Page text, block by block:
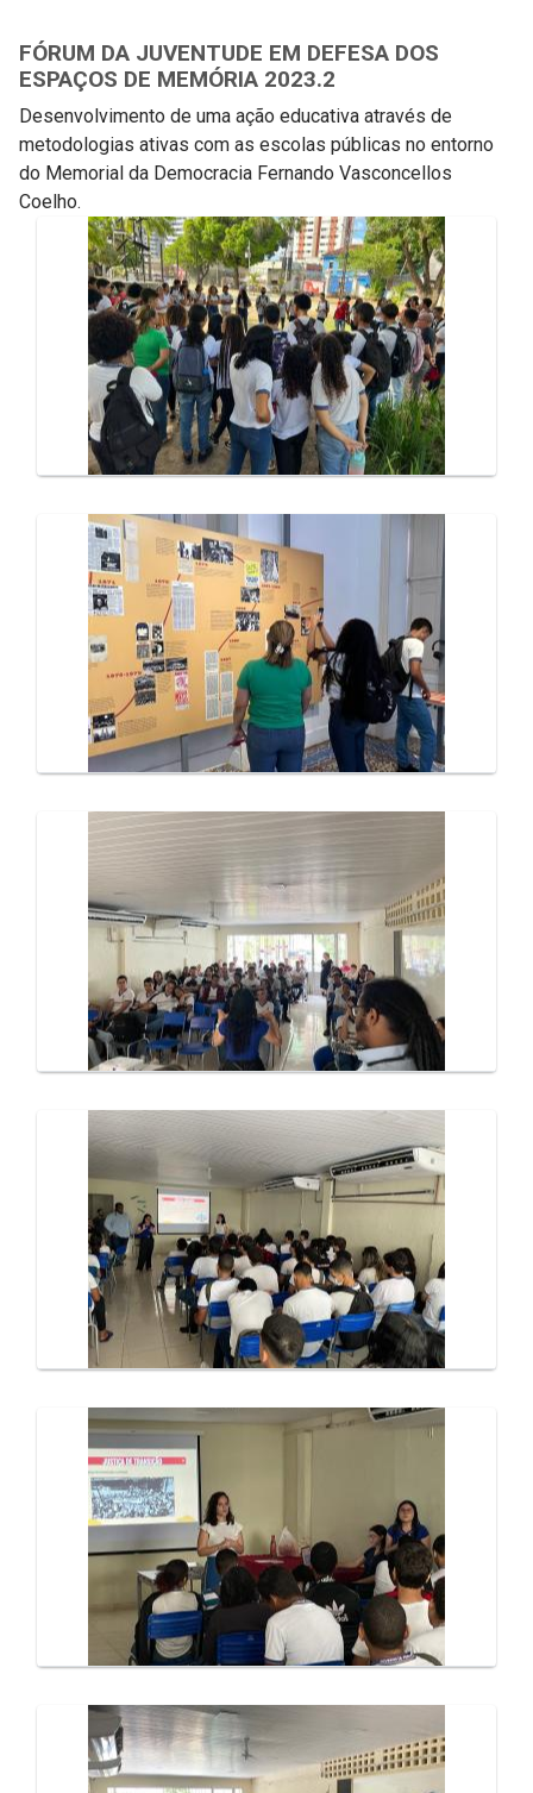
FÓRUM DA JUVENTUDE EM DEFESA DOS
ESPAÇOS DE MEMÓRIA 2023.2
Desenvolvimento de uma ação educativa através de
metodologias ativas com as escolas públicas no entorno
do Memorial da Democracia Fernando Vasconcellos
Coelho.
Galeria de Mídias